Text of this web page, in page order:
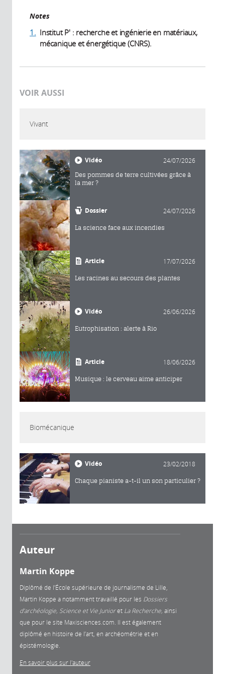
Notes
1. Institut P' : recherche et ingénierie en matériaux,
mécanique et énergétique (CNRS).
VOIR AUSSI
Vivant
Vidéo 24/07/2026
Des pommes de terre cultivées grâce à
la mer ?
Dossier 24/07/2026
La science face aux incendies
Article 17/07/2026
Les racines au secours des plantes
Vidéo 26/06/2026
Eutrophisation : alerte à Rio
Article 18/06/2026
Musique : le cerveau aime anticiper
Biomécanique
Vidéo 23/02/2018
Chaque pianiste a-t-il un son particulier ?
Auteur
Martin Koppe
Diplômé de l’École supérieure de journalisme de Lille,
Martin Koppe a notamment travaillé pour les Dossiers
d’archéologie, Science et Vie Junioret La Recherche, ainsi
que pour le site Maxisciences.com. Il est également
diplômé en histoire de l’art, en archéométrie et en
épistémologie.
En savoir plus sur l'auteur